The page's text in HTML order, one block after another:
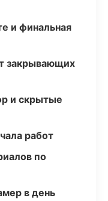
и финальная
закрывающих
и скрытые
работ
по
в день